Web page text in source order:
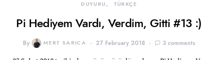
DUYURU TÜRKÇE
Pi Hediyem Vardı, Verdim, Gitti #13 :)
By MERT SARICA 27 February 2018 3 comments